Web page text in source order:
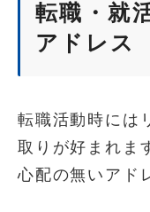
転職・就
アドレス
転職活動時には
取りが好まれま
心配の無いアド